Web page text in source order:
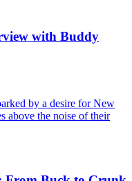
with Buddy
by a desire for New
above the noise of their